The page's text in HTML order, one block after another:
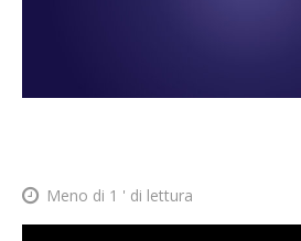
Meno di 1 ' di lettura